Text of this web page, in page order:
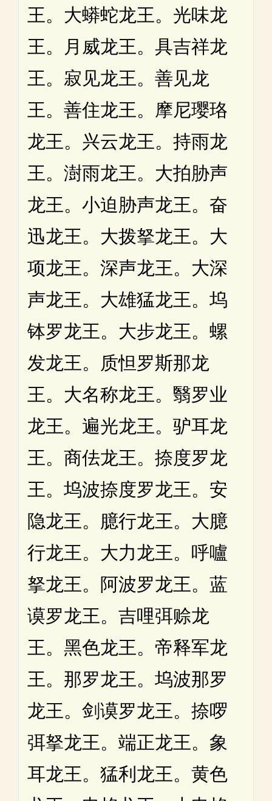
王。大蟒蛇龙王。光味龙
王。月威龙王。具吉祥龙
王。寂见龙王。善见龙
王。善住龙王。摩尼璎珞
龙王。兴云龙王。持雨龙
王。澍雨龙王。大拍胁声
龙王。小迫胁声龙王。奋
迅龙王。大拨拏龙王。大
项龙王。深声龙王。大深
声龙王。大雄猛龙王。坞
钵罗龙王。大步龙王。螺
发龙王。质怛罗斯那龙
王。大名称龙王。翳罗业
龙王。遍光龙王。驴耳龙
王。商佉龙王。捺度罗龙
王。坞波捺度罗龙王。安
隐龙王。臆行龙王。大臆
行龙王。大力龙王。呼嚧
拏龙王。阿波罗龙王。蓝
谟罗龙王。吉哩弭赊龙
王。黑色龙王。帝释军龙
王。那罗龙王。坞波那罗
龙王。剑谟罗龙王。捺啰
弭拏龙王。端正龙王。象
耳龙王。猛利龙王。黄色